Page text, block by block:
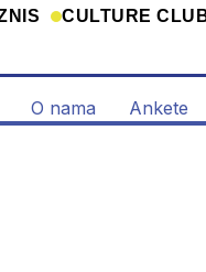
CULTURE
O nama Ankete